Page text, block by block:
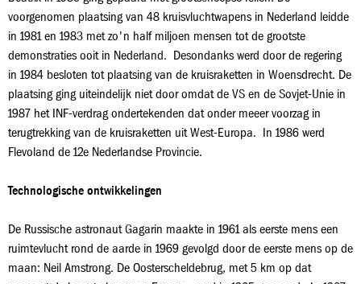
voorgenomen plaatsing van 48 kruisvluchtwapens in Nederland leidde
in 1981 en 1983 met zo'n half miljoen mensen tot de grootste
demonstraties ooit in Nederland. Desondanks werd door de regering
in 1984 besloten tot plaatsing van de kruisraketten in Woensdrecht. De
plaatsing ging uiteindelijk niet door omdat de VS en de Sovjet-Unie in
1987 het INF-verdrag ondertekenden dat onder meeer voorzag in
terugtrekking van de kruisraketten uit West-Europa. In 1986 werd
Flevoland de 12e Nederlandse Provincie.
Technologische ontwikkelingen
De Russische astronaut Gagarin maakte in 1961 als eerste mens een
ruimtevlucht rond de aarde in 1969 gevolgd door de eerste mens op de
maan: Neil Amstrong. De Oosterscheldebrug, met 5 km op dat